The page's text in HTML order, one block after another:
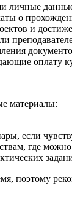
личные
о
и
оплату
материалы:
если
где